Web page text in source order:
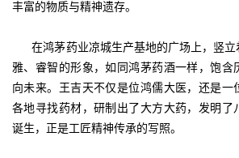
丰富的物质与精神遗存。
在鸿茅药业凉城生产基地的广场上，竖立
雅、睿智的形象，如同鸿茅药酒一样，饱含
向未来。王吉天不仅是位鸿儒大医，还是一
各地寻找药材，研制出了大方大药，发明了
诞生，正是工匠精神传承的写照。